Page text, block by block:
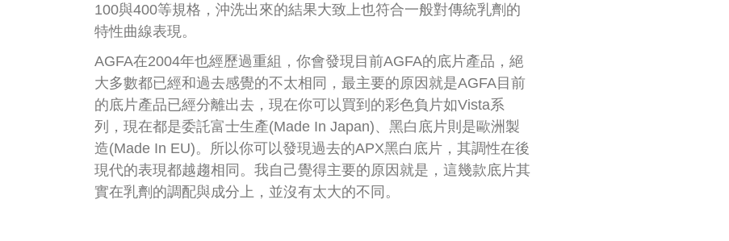
100與400等規格，沖洗出來的結果大致上也符合一般對傳統乳劑的
特性曲線表現。
AGFA在2004年也經歷過重組，你會發現目前AGFA的底片產品，絕
大多數都已經和過去感覺的不太相同，最主要的原因就是AGFA目前
的底片產品已經分離出去，現在你可以買到的彩色負片如Vista系
列，現在都是委託富士生產(Made In Japan)、黑白底片則是歐洲製
造(Made In EU)。所以你可以發現過去的APX黑白底片，其調性在後
現代的表現都越趨相同。我自己覺得主要的原因就是，這幾款底片其
實在乳劑的調配與成分上，並沒有太大的不同。